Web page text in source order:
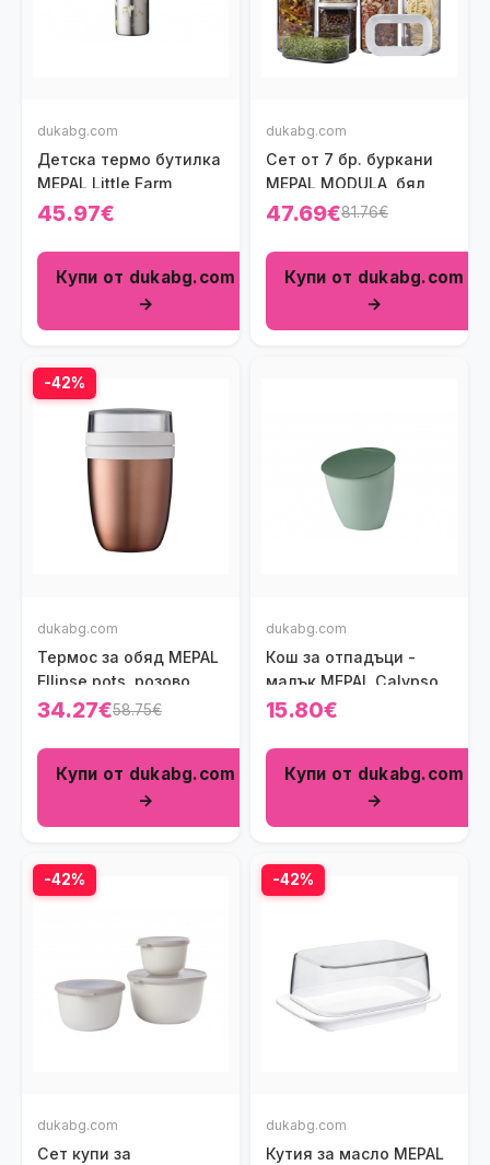
dukabg.com
Детска термо бутилка
MEPAL Little Farm
45.97€
Купи от dukabg.com
→
dukabg.com
Сет от 7 бр. буркани
MEPAL MODULA, бял
47.69€81.76€
Купи от dukabg.com
→
-42%
dukabg.com
Термос за обяд MEPAL
Ellipse pots, розово
злато
34.27€58.75€
Купи от dukabg.com
→
dukabg.com
Кош за отпадъци -
малък MEPAL Calypso,
северно зелен
15.80€
Купи от dukabg.com
→
-42%
dukabg.com
Сет купи за
-42%
dukabg.com
Кутия за масло MEPAL